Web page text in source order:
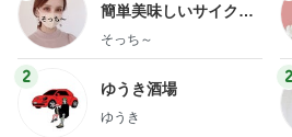
簡単美味しいサイクル
献立
そっち～
2
ゆうき酒場
ゆうき
2